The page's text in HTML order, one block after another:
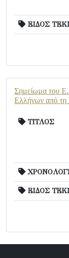
ΕΙΔΟΣ
Σημείωμα του
Ελλήνων από τη
ΤΙΤΛΟΣ
ΕΙΔΟΣ